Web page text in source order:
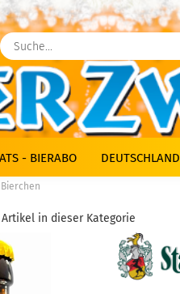
- BIERABO DEUTSCHLAND
Artikel in dieser Kategorie